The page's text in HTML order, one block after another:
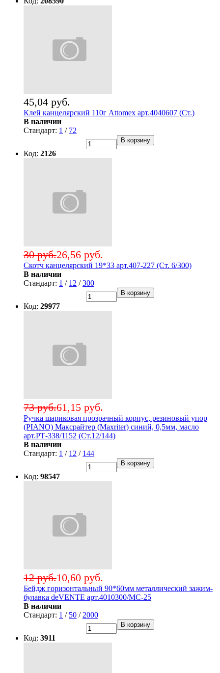
45,04 руб.
Клей канцелярский 110г Attomex арт.4040607 (Ст.)
В наличии
Стандарт: 1 / 72
В корзину
Код: 2126
26,56 руб.
30 руб.
Скотч канцелярский 19*33 арт.407-227 (Ст. 6/300)
В наличии
Стандарт: 1 / 12 /300
В корзину
Код: 29977
61,15 руб.
73 руб.
Ручка шариковая прозрачный корпус, резиновый упор
(PIANO) Максрайтер (Maxriter) синий, 0,5мм, масло
арт.РТ-338/1152 (Ст.12/144)
В наличии
Стандарт: 1 / 12 / 144
В корзину
Код: 98547
10,60 руб.
12 руб.
Бейдж горизонтальный 90*60мм металлический зажим-
булавка deVENTE арт.4010300/МС-25
В наличии
Стандарт: 1 / 50 / 2000
В корзину
Код: 3911